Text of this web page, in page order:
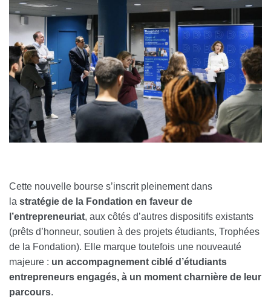
Cette nouvelle bourse s’inscrit pleinement dans
la stratégie de la Fondation en faveur de
l’entrepreneuriat, aux côtés d’autres dispositifs existants
(prêts d’honneur, soutien à des projets étudiants, Trophées
de la Fondation). Elle marque toutefois une nouveauté
majeure : un accompagnement ciblé d’étudiants
entrepreneurs engagés, à un moment charnière de leur
parcours.